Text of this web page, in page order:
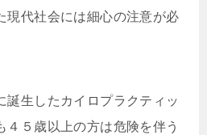
現代社会には細心の注意が必
誕生したカイロプラクティッ
４５歳以上の方は危険を伴う